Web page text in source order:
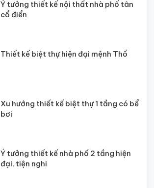
Ý tưởng thiết kế nội thất nhà phố tân
cổ điển
Thiết kế biệt thự hiện đại mệnh Thổ
Xu hướng thiết kế biệt thự 1 tầng có bể
bơi
Ý tưởng thiết kế nhà phố 2 tầng hiện
đại, tiện nghi